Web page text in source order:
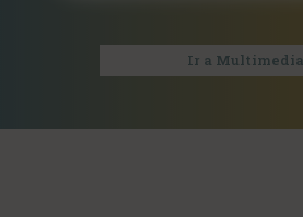
Ir a Multimedia